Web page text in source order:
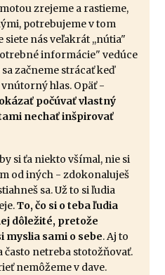
zrejeme a rastieme,
potrebujeme v tom
nás veľakrát ,,nútia"
informácie" vedúce
začneme strácať keď
hlas. Opäť -
počúvať vlastný
nechať inšpirovať
si ťa niekto všímal, nie si
od iných - zdokonaluješ
sa. Už to si ľudia
To, čo si o teba ľudia
dôležité, pretože
myslia sami o sebe. Aj to
často netreba stotožňovať.
nemôžeme v dave.